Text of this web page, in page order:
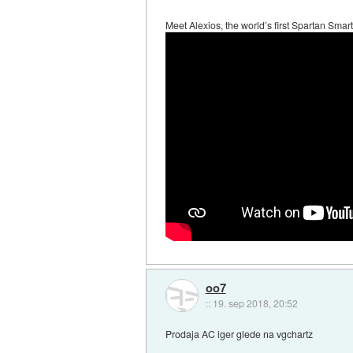
Meet Alexios, the world’s first Spartan
oo7
:: 19. sep 2018, 20:52
Prodaja AC iger glede na vgchartz